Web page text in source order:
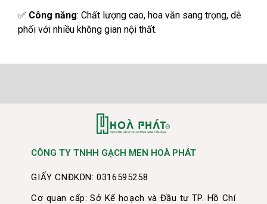
✅ Công năng: Chất lượng cao, hoa văn sang trọng, dễ
phối với nhiều không gian nội thất.
CÔNG TY TNHH GẠCH MEN HOÀ PHÁT
GIẤY CNĐKDN: 0316595258
Cơ quan cấp: Sở Kế hoạch và Đầu tư TP. Hồ Chí